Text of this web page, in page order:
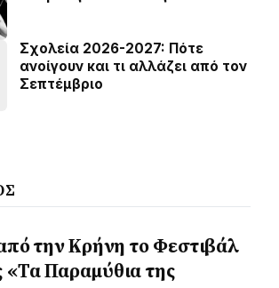
Σχολεία 2026-2027: Πότε
ανοίγουν και τι αλλάζει από τον
Σεπτέμβριο
την Κρήνη το Φεστιβάλ
Παραμύθια της